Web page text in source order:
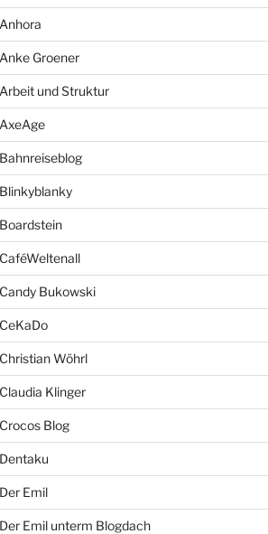
Anhora
Anke Groener
Arbeit und Struktur
AxeAge
Bahnreiseblog
Blinkyblanky
Boardstein
CaféWeltenall
Candy Bukowski
CeKaDo
Christian Wöhrl
Claudia Klinger
Crocos Blog
Dentaku
Der Emil
Der Emil unterm Blogdach